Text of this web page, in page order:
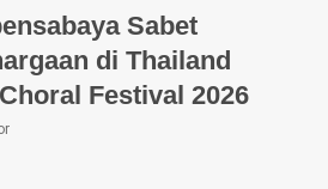
Sabet
di Thailand
Festival 2026